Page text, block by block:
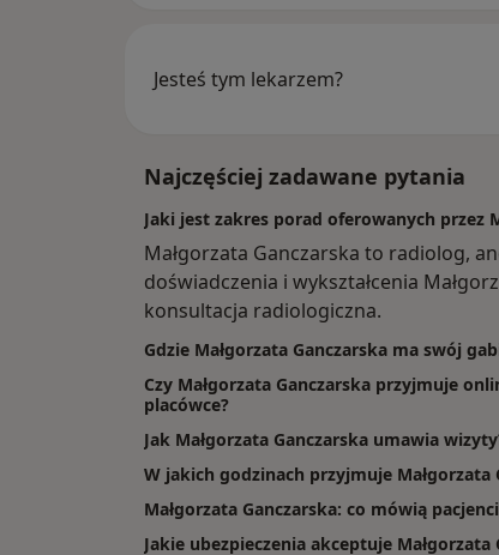
Jesteś tym lekarzem?
Najczęściej zadawane pytania
Jaki jest zakres porad oferowanych przez
Małgorzata Ganczarska to radiolog,
doświadczenia i wykształcenia
konsultacja radiologiczna.
Gdzie Małgorzata Ganczarska ma swój
Czy Małgorzata Ganczarska przyjmuje
placówce?
Jak Małgorzata Ganczarska umawia
W jakich godzinach przyjmuje Małgorzata
Małgorzata Ganczarska: co mówią
Jakie ubezpieczenia akceptuje Małgorzata